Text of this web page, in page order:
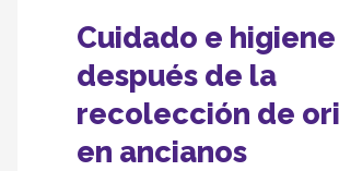
Cuidado e higiene
después de la
recolección de
en ancianos